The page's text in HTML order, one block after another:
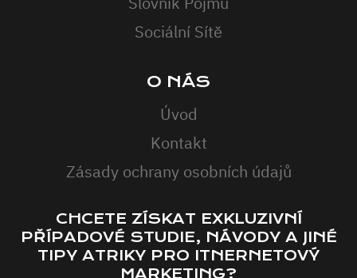
Sociální Sítě
O NÁS
Úvod
Kontakt
Zásady ochrany osobních údajů
CHCETE ZÍSKAT EXKLUZIVNÍ
PŘÍPADOVÉ STUDIE, NÁVODY A JINÉ
TIPY ATRIKY PRO ITNERNETOVÝ
MARKETING?